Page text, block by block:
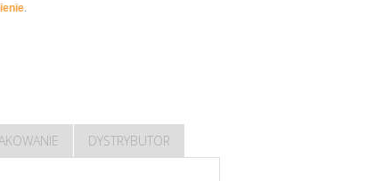
.
DYSTRYBUTOR